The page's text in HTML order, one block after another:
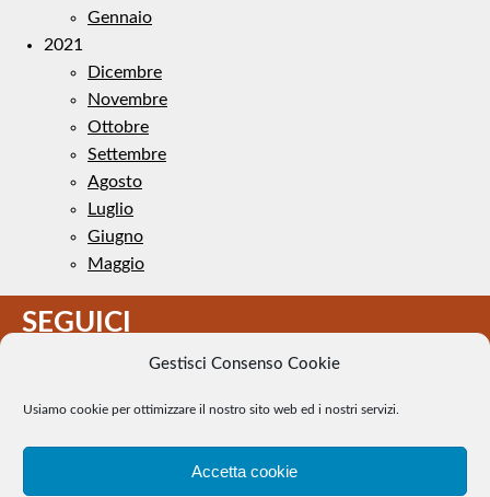
Gestisci Consenso Cookie
Usiamo cookie per ottimizzare il nostro sito web ed i nostri servizi.
Accetta cookie
Gennaio
2021
Dicembre
Novembre
Ottobre
Settembre
Agosto
Luglio
Giugno
Maggio
SEGUICI